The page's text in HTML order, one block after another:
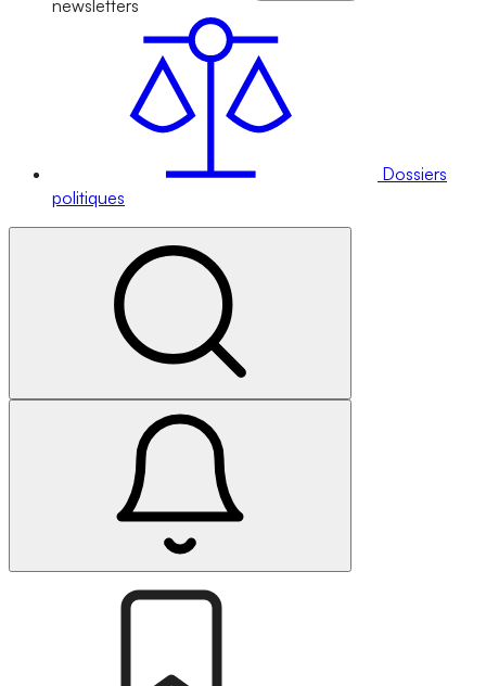
newsletters
Dossiers
politiques